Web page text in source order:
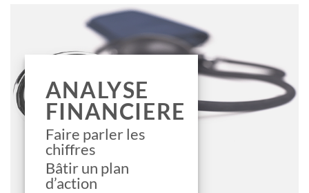
ANALYSE
FINANCIERE
Faire parler les
chiffres
Bâtir un plan
d’action